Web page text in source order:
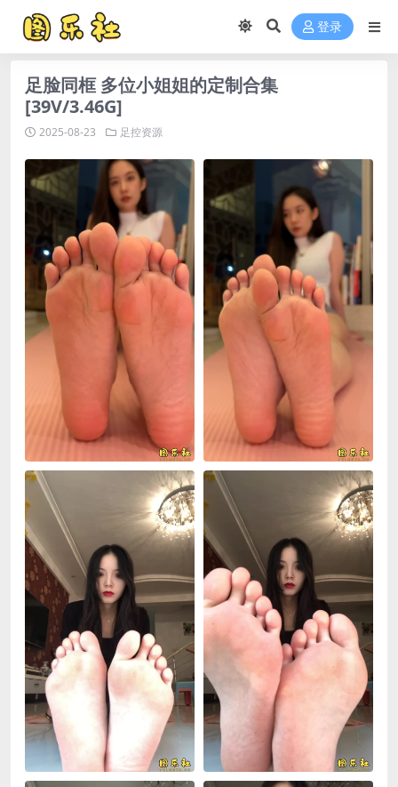
登录
足脸同框 多位小姐姐的定制合集
[39V/3.46G]
2025-08-23 足控资源